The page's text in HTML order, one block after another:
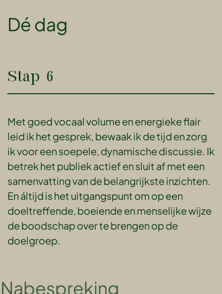
Dé dag
Stap 6
Met goed vocaal volume en energieke flair
leid ik het gesprek, bewaak ik de tijd en zorg
ik voor een soepele, dynamische discussie. Ik
betrek het publiek actief en sluit af met een
samenvatting van de belangrijkste inzichten.
En áltijd is het uitgangspunt om op een
doeltreffende, boeiende en menselijke wijze
de boodschap over te brengen op de
doelgroep.
Nabespreking